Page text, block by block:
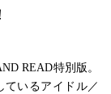
READ特別版。
ているアイドル／